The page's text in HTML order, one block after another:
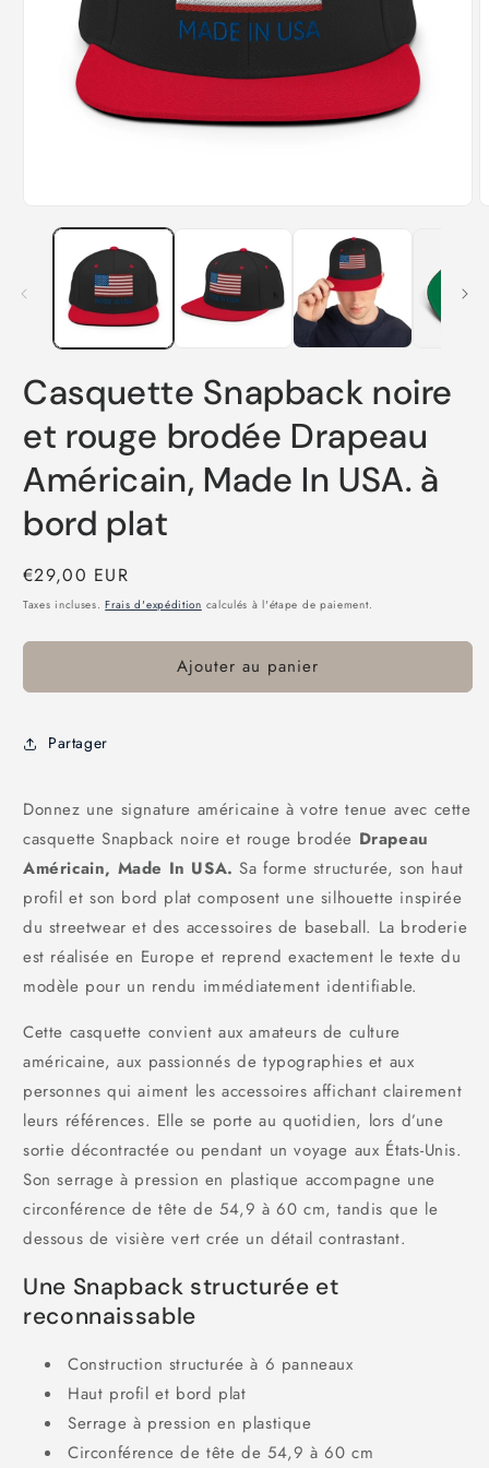
une
Casquette Snapback noire
et rouge brodée Drapeau
Américain, Made In USA. à
bord plat
Prix
habituel
€29,00 EUR
Taxes incluses.Frais d'expédition calculés à l'étape de paiement.
Ajouter au panier
Partager
Donnez une signature américaine à votre tenue avec cette
casquette Snapback noire et rouge brodée Drapeau
Américain, Made In USA. Sa forme structurée, son haut
profil et son bord plat composent une silhouette inspirée
du streetwear et des accessoires de baseball. La broderie
est réalisée en Europe et reprend exactement le texte du
modèle pour un rendu immédiatement identifiable.
Cette casquette convient aux amateurs de culture
américaine, aux passionnés de typographies et aux
personnes qui aiment les accessoires affichant clairement
leurs références. Elle se porte au quotidien, lors d’une
sortie décontractée ou pendant un voyage aux États-Unis.
Son serrage à pression en plastique accompagne une
circonférence de tête de 54,9 à 60 cm, tandis que le
dessous de visière vert crée un détail contrastant.
Une Snapback structurée et
reconnaissable
Construction structurée à 6 panneaux
Haut profil et bord plat
Serrage à pression en plastique
Circonférence de tête de 54,9 à 60 cm